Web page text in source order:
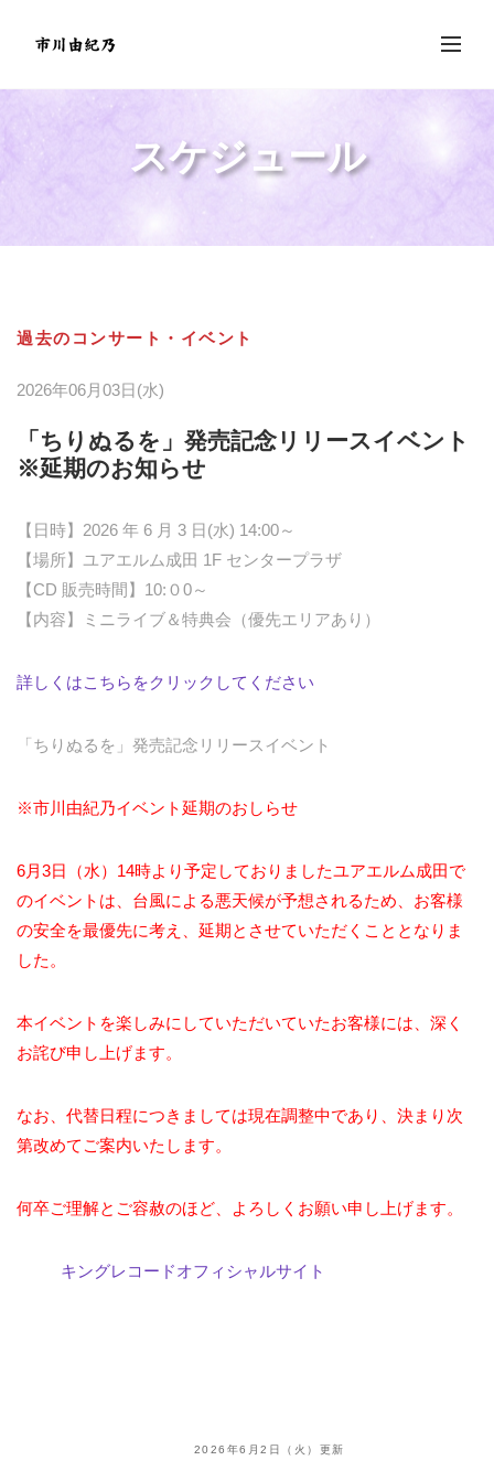
スケジュール
過去のコンサート・イベント
2026年06月03日(水)
「ちりぬるを」発売記念リリースイベント
※延期のお知らせ
【日時】2026 年 6 月 3 日(水) 14:00～
【場所】ユアエルム成田 1F センタープラザ
【CD 販売時間】10:０0～
【内容】ミニライブ＆特典会（優先エリアあり）
詳しくはこちらをクリックしてください
「ちりぬるを」発売記念リリースイベント
※市川由紀乃イベント延期のおしらせ
6月3日（水）14時より予定しておりましたユアエルム成田で
のイベントは、台風による悪天候が予想されるため、お客様
の安全を最優先に考え、延期とさせていただくこととなりま
した。
本イベントを楽しみにしていただいていたお客様には、深く
お詫び申し上げます。
なお、代替日程につきましては現在調整中であり、決まり次
第改めてご案内いたします。
何卒ご理解とご容赦のほど、よろしくお願い申し上げます。
キングレコードオフィシャルサイト
2026年6月2日（火）更新